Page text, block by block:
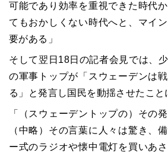
可能であり効率を重視できた時代
てもおかしくない時代へと、マイ
要がある」
そして翌日18日の記者会見では、
の軍事トップが「スウェーデンは
る」と発言し国民を動揺させたこと
「（スウェーデントップの）その
（中略）その言葉に人々は驚き、
ー式のラジオや懐中電灯を買いあ